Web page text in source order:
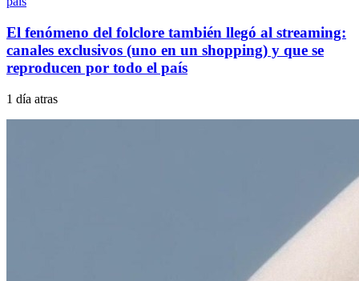
El fenómeno del folclore también llegó al streaming:
canales exclusivos (uno en un shopping) y que se
reproducen por todo el país
1 día atras